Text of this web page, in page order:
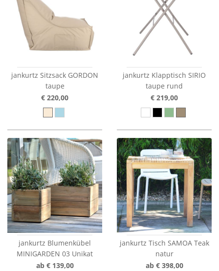
jankurtz Sitzsack GORDON
taupe
€ 220,00
jankurtz Klapptisch SIRIO
taupe rund
€ 219,00
jankurtz Blumenkübel
MINIGARDEN 03 Unikat
ab € 139,00
jankurtz Tisch SAMOA Teak
natur
ab € 398,00